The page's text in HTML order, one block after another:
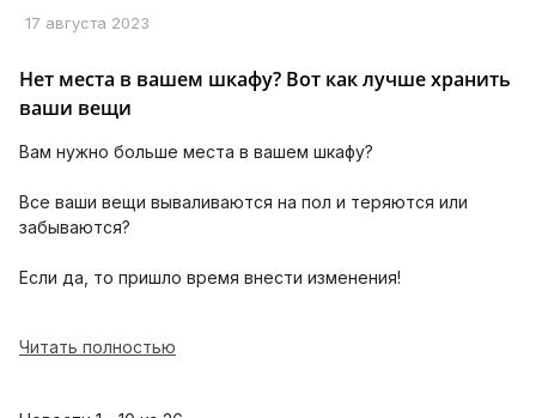
17 августа 2023
Нет места в вашем шкафу? Вот как лучше хранить
ваши вещи
Вам нужно больше места в вашем шкафу?
Все ваши вещи вываливаются на пол и теряются или
забываются?
Если да, то пришло время внести изменения!
Читать полностью